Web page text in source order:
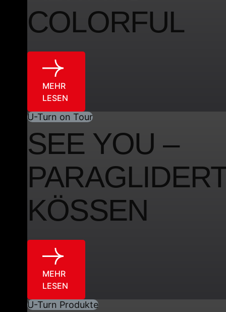
COLORFUL
MEHR
LESEN
U-Turn on Tour
SEE YOU –
KÖSSEN
MEHR
LESEN
U-Turn Produkte